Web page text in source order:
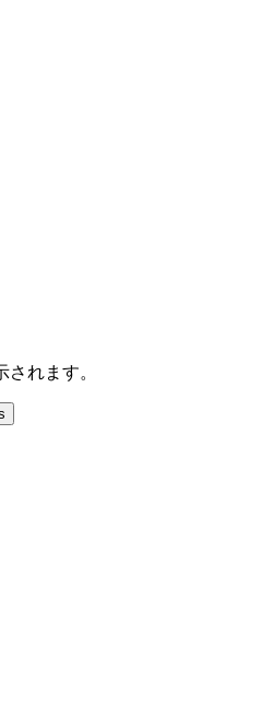
れます。